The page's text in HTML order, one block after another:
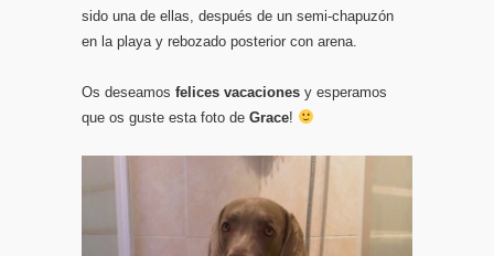
sido una de ellas, después de un semi-chapuzón
en la playa y rebozado posterior con arena.
Os deseamos felices vacaciones y esperamos
que os guste esta foto de Grace!